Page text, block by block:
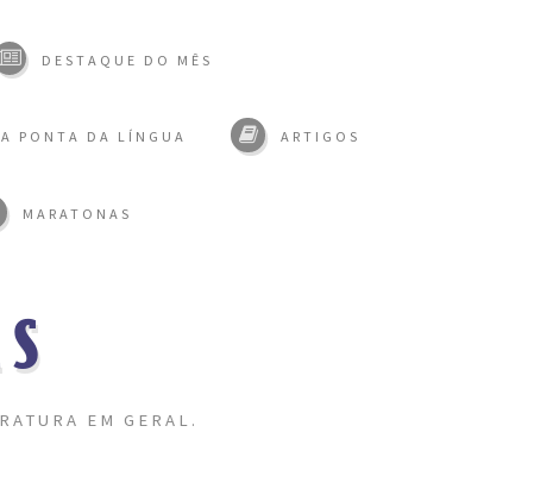
DESTAQUE DO MÊS
PONTA DA LÍNGUA ARTIGOS
MARATONAS
EM GERAL.